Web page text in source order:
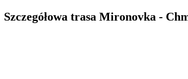
Szczegółowa trasa Mironovka -